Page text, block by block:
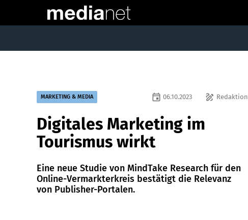
MARKETING & MEDIA draw Redaktion
event 06.10.2023
Digitales Marketing im
Tourismus wirkt
Eine neue Studie von MindTake Research für den
Online-Vermarkterkreis bestätigt die Relevanz
von Publisher-Portalen.